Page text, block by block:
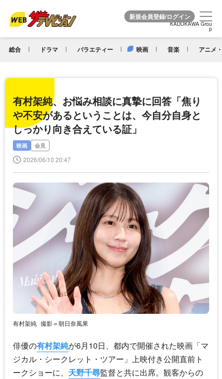
KADOKAWA Grou
p
総合 ドラマ バラエティー 映画 音楽 アニメ
KADOKAWA Grou
p
有村架純、お悩み相談に真摯に回答「焦り
や不安があるということは、今自分自身と
しっかり向き合えている証」
映画 会見
2026/06/10 20:47
有村架純 撮影＝朝日奈風果
俳優の有村架純が6月10日、都内で開催された映画「マ
ジカル・シークレット・ツアー」上映付き公開直前ト
ークショーに、 天野千尋監督と共に出席。観客からの